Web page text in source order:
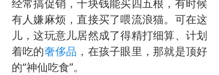
经常搞促销，十块钱能买四五根，有时候
有人嫌麻烦，直接买了喂流浪猫。可在这
儿，这玩意儿居然成了得精打细算、计划
着吃的奢侈品 ，在孩子眼里，那就是顶好
的“神仙吃食”。